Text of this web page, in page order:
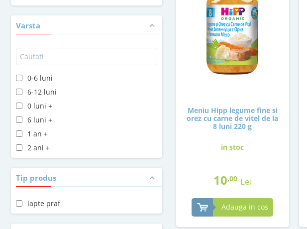
Penaten
Plasmon
Sudocrem
Topfer
Varsta
0-6 luni
6-12 luni
0 luni +
6 luni +
1 an +
2 ani +
Tip produs
lapte praf
Meniu Hipp legume fine si
orez cu carne de vitel de la
8 luni 220 g
in stoc
10,00 Lei
Adauga in cos